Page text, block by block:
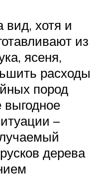
вид, хотя и
из
ясеня,
расходы
пород
–
дерева